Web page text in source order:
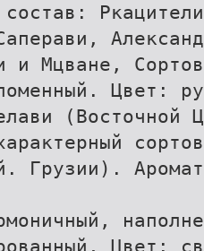
состав:
и Мцване,
Цвет:
(Восточной
Грузии).
Цвет: